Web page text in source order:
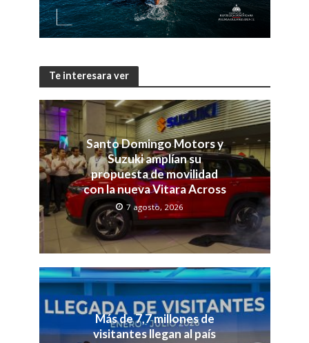
Te interesara ver
Santo Domingo Motors y
Suzuki amplían su
propuesta de movilidad
con la nueva Vitara Across
7 agosto, 2026
Más de 7,7 millones de
visitantes llegan al país